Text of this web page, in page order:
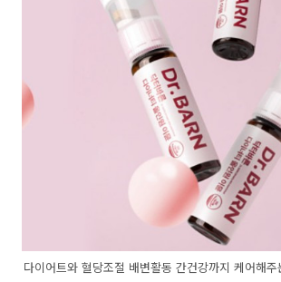
다이어트와 혈당조절 배변활동 간건강까지 케어해